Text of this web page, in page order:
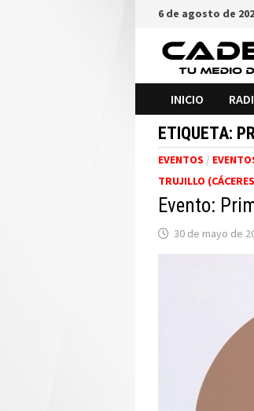
Saltar
contenido
6 de agosto de
INICIO
ETIQUETA:
EVENTOS /
TRUJILLO
Evento:
30 de mayo de